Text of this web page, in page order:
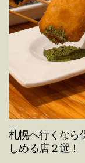
札幌へ行くなら
しめる店２選！